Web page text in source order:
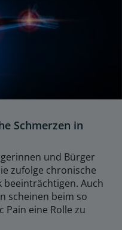
Schmerzen in
und Bürger
zufolge chronische
beeinträchtigen. Auch
scheinen beim so
Pain eine Rolle zu